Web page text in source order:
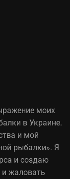
моих
в Украине.
и мой
рыбалки». Я
и создаю
и жаловать